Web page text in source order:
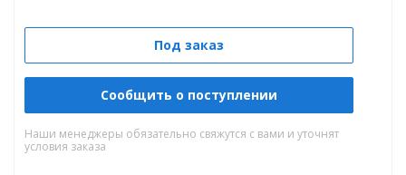
Под заказ
Сообщить о поступлении
Наши менеджеры обязательно свяжутся с вами и уточнят
условия заказа